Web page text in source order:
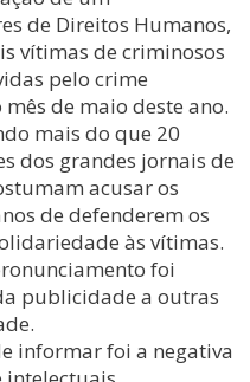
de Direitos Humanos,
vítimas de criminosos
pelo crime
de maio deste ano.
mais do que 20
dos grandes jornais de
acusar os
de defenderem os
às vítimas.
foi
publicidade a outras
informar foi a negativa